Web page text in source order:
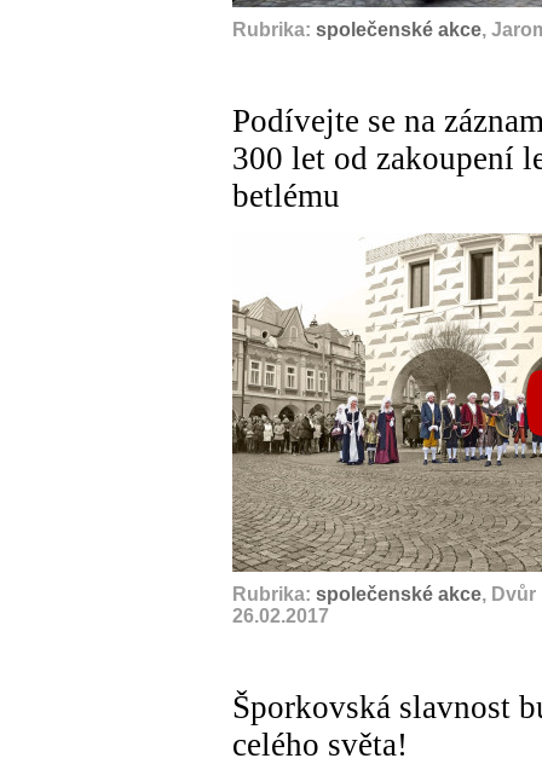
Rubrika: společenské akce,
Podívejte se na
300 let od zakoupení
betlému
Rubrika: společenské akce, Dvůr
26.02.2017
Šporkovská slavnost
celého světa!